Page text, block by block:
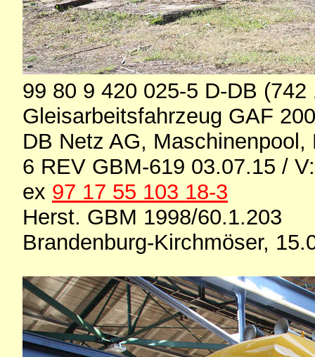
99 80 9 420 025-5 D-DB (742
Gleisarbeitsfahrzeug GAF
DB Netz AG, Maschinenpool,
6 REV GBM-619 03.07.15 /
ex 97 17 55 103 18-3
Herst. GBM 1998/60.1.203
Brandenburg-Kirchmöser,